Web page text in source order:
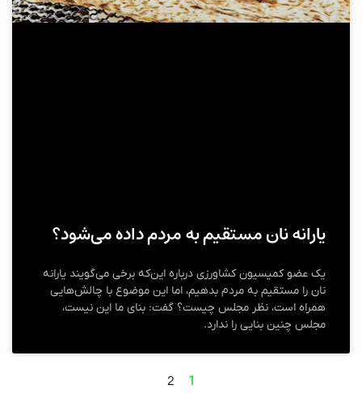
یارانه نان مستقیم به مردم داده می‌شود؟
یک عضو کمیسیون کشاورزی درباره این‌که برخی می‌گویند یارانه
نان را مستقیم به مردم بدهیم، اما این موضوع با چالش‌هایی
همراه است، نظر مجلس چیست؟ گفت: بنای ما این نیست،
مجلس چنین بنایی را ندارد.
1
2